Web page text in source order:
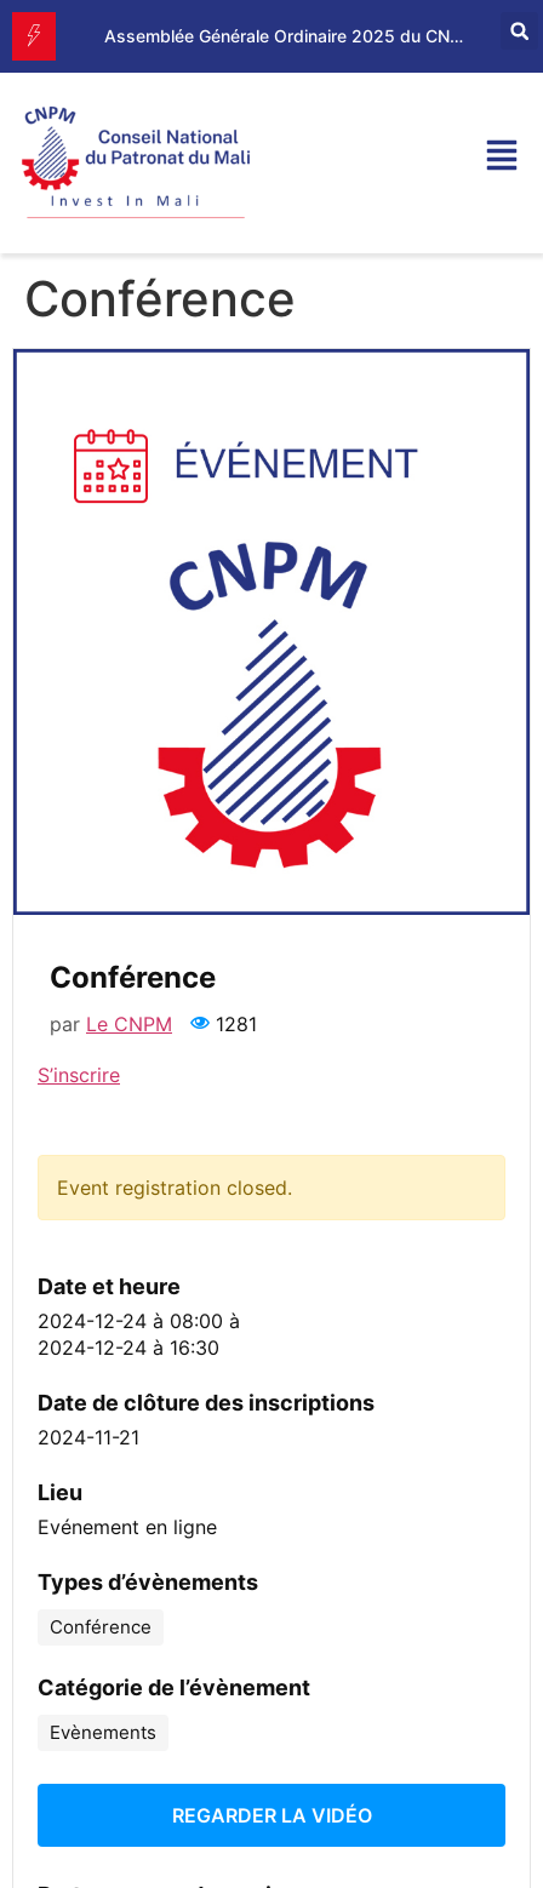
Assemblée Générale Ordinaire 2025 du CNPM
Conférence
Conférence
par Le CNPM 1281
S’inscrire
Event registration closed.
Date et heure
2024-12-24 à 08:00 à
2024-12-24 à 16:30
Date de clôture des inscriptions
2024-11-21
Lieu
Evénement en ligne
Types d’évènements
Conférence
Catégorie de l’évènement
Evènements
REGARDER LA VIDÉO